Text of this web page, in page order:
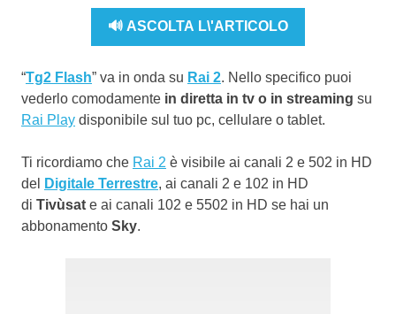
🔊 ASCOLTA L\'ARTICOLO
“Tg2 Flash” va in onda su Rai 2. Nello specifico puoi
vederlo comodamente in diretta in tv o in streaming su
Rai Play disponibile sul tuo pc, cellulare o tablet.
Ti ricordiamo che Rai 2 è visibile ai canali 2 e 502 in HD
del
Digitale Terrestre, ai canali 2 e 102 in HD
di Tivùsat e ai canali 102 e 5502 in HD se hai un
abbonamento Sky.